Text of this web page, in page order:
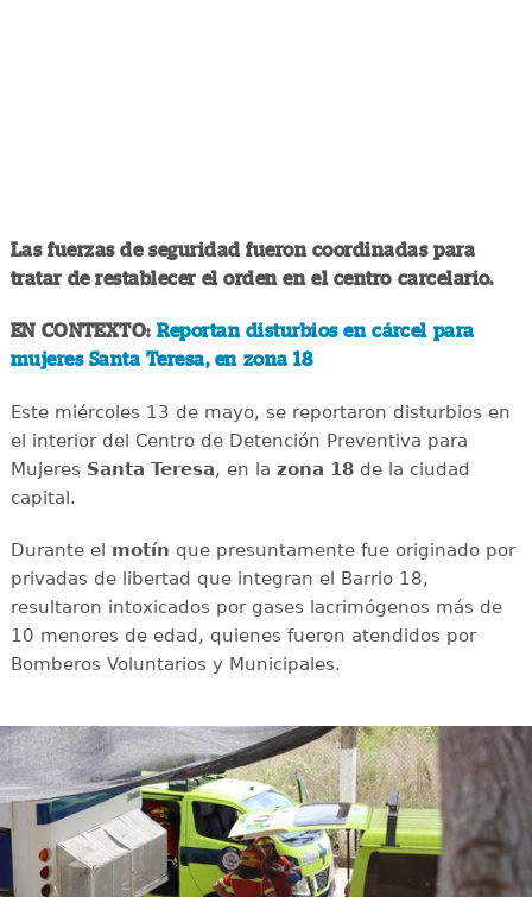
Las fuerzas de seguridad fueron coordinadas para
tratar de restablecer el orden en el centro carcelario.
EN CONTEXTO: Reportan disturbios en cárcel para
mujeres Santa Teresa, en zona 18
Este miércoles 13 de mayo, se reportaron disturbios en
el interior del Centro de Detención Preventiva para
Mujeres Santa Teresa, en la zona 18de la ciudad
capital.
Durante el motín que presuntamente fue originado por
privadas de libertad que integran el Barrio 18,
resultaron intoxicados por gases lacrimógenos más de
10 menores de edad, quienes fueron atendidos por
Bomberos Voluntarios y Municipales.